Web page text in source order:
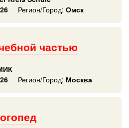
Регион/Город: Омск
частью
Регион/Город: Москва